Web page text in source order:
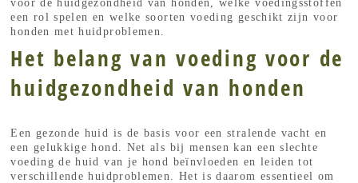
voor de huidgezondheid van honden, welke voedingsstoffen
een rol spelen en welke soorten voeding geschikt zijn voor
honden met huidproblemen.
Het belang van voeding voor de
huidgezondheid van honden
Een gezonde huid is de basis voor een stralende vacht en
een gelukkige hond. Net als bij mensen kan een slechte
voeding de huid van je hond beïnvloeden en leiden tot
verschillende huidproblemen. Het is daarom essentieel om